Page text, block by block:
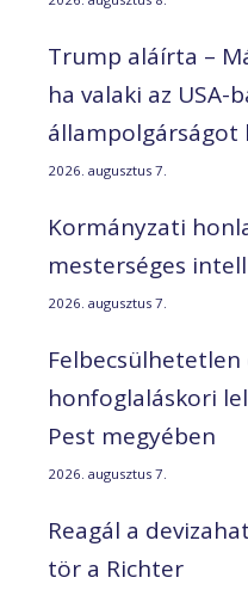
Trump aláírta –
ha valaki az USA-
állampolgárságot
2026. augusztus 7.
Kormányzati
mesterséges
2026. augusztus 7.
honfoglaláskori
Pest megyében
2026. augusztus 7.
Reagál a
tör a Richter